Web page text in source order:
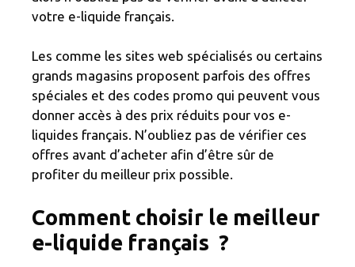
votre e-liquide français.
Les comme les sites web spécialisés ou certains
grands magasins proposent parfois des offres
spéciales et des codes promo qui peuvent vous
donner accès à des prix réduits pour vos e-
liquides français. N’oubliez pas de vérifier ces
offres avant d’acheter afin d’être sûr de
profiter du meilleur prix possible.
Comment choisir le meilleur
e-liquide français ?